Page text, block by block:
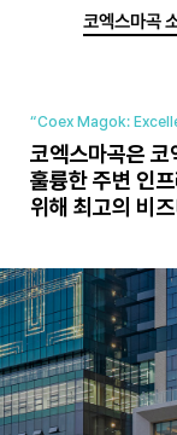
코엑스마곡
“Coex Magok:
코엑스마곡은 코
훌륭한주변 인
위해 최고의 비